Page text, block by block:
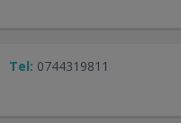
Tel: 0744319811